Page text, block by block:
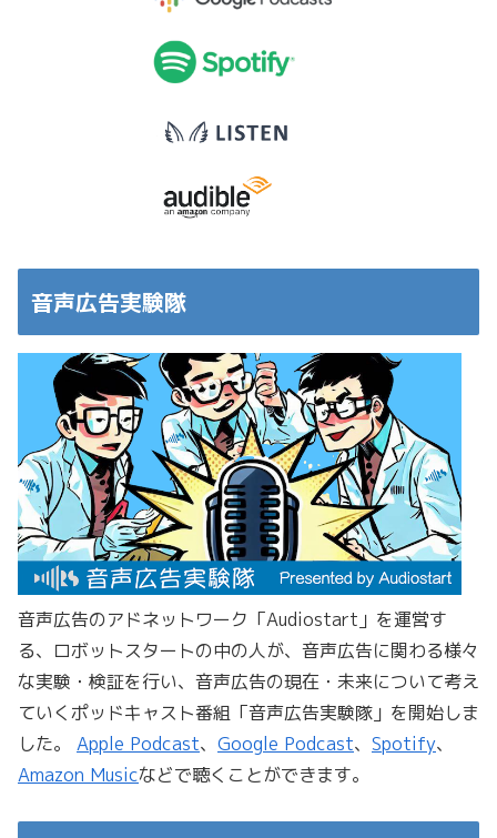
音声広告実験隊
音声広告のアドネットワーク「Audiostart」を運営す
る、ロボットスタートの中の人が、音声広告に関わる様々
な実験・検証を行い、音声広告の現在・未来について考え
ていくポッドキャスト番組「音声広告実験隊」を開始しま
した。 Apple Podcast、 Google Podcast、 Spotify、
Amazon Musicなどで聴くことができます。